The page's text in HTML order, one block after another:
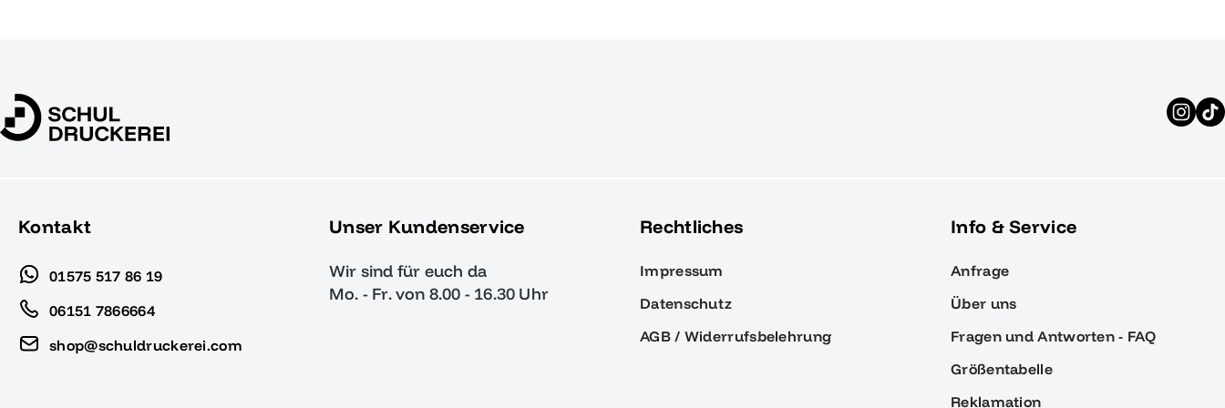
Kontakt
01575 517 86 19
06151 7866664
shop@schuldruckerei.com
Unser Kundenservice
Wir sind für euch da
Mo. - Fr. von 8.00 - 16.30 Uhr
Rechtliches
Impressum
Datenschutz
AGB / Widerrufsbelehrung
Info & Service
Anfrage
Über uns
Fragen und Antworten - FAQ
Größentabelle
Reklamation